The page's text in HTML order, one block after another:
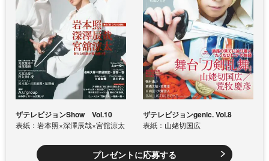
ザテレビジョンShow Vol.10
表紙：岩本照×深澤辰哉×宮舘涼太
ザテレビジョンgenic. Vol.8
表紙：山姥切国広
プレゼントに応募する